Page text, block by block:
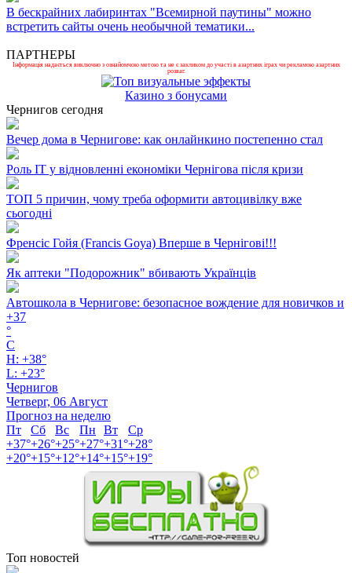
В бескрайних лабиринтах "Всемирной паутины" можно
встретить сайты очень необычной тематики...
ПАРТНЕРЫ
Інформація надається виключно з ознайомчою метою та не є закликом до участі в азартних іграх чи рекламою азартних
розваг.
Казино з бонусами
Чернигов сегодня
Вечер дома в Чернигове: как онлайнкино постепенно стал
Роль ІТ у відновленні економіки Чернігова після кризи
ТОП 5 причин, чому треба оформити автоцивілку вже
сьогодні
Френсіс Гойя (Francis Goya) Вперше в Чернігові!!!
Як аптеки "Подорожник" вбивають Українців
Автошкола в Чернигове: безопасное вождение для новичков и
+37
°
C
H: +38°
L: +23°
Чернигов
Четверг, 06 Август
Прогноз на неделю
Пт
Сб Вс Пн Вт
Ср
+37°+26°+25°+27°+31°+28°
+20°+15°+12°+14°+15°+19°
Топ новостей